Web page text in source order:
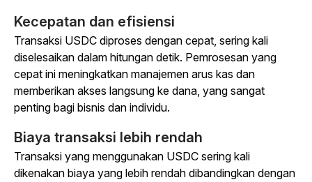
Kecepatan dan efisiensi
Transaksi USDC diproses dengan cepat, sering kali
diselesaikan dalam hitungan detik. Pemrosesan yang
cepat ini meningkatkan manajemen arus kas dan
memberikan akses langsung ke dana, yang sangat
penting bagi bisnis dan individu.
Biaya transaksi lebih rendah
Transaksi yang menggunakan USDC sering kali
dikenakan biaya yang lebih rendah dibandingkan dengan